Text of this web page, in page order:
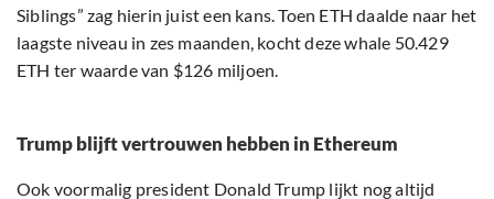
Siblings” zag hierin juist een kans. Toen ETH daalde naar het
laagste niveau in zes maanden, kocht deze whale 50.429
ETH ter waarde van $126 miljoen.
Trump blijft vertrouwen hebben in Ethereum
Ook voormalig president Donald Trump lijkt nog altijd